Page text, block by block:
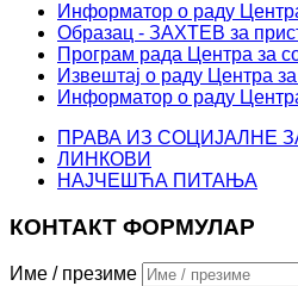
Информатор о раду
Образац - ЗАХТЕВ за
Програм рада Центра за
Извештај о раду Центра
Информатор о раду
ПРАВА ИЗ СОЦИЈАЛНЕ
ЛИНКОВИ
НАЈЧЕШЋА ПИТАЊА
КОНТАКТ ФОРМУЛАР
Име / презиме